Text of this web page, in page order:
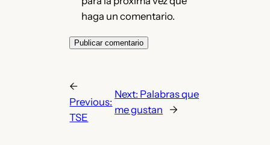
haga un comentario.
←
Previous:
TSE
Next: Palabras que
me gustan
→